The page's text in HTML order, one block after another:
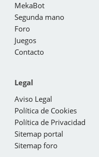
MekaBot
Segunda mano
Foro
Juegos
Contacto
Legal
Aviso Legal
Política de Cookies
Política de Privacidad
Sitemap portal
Sitemap foro